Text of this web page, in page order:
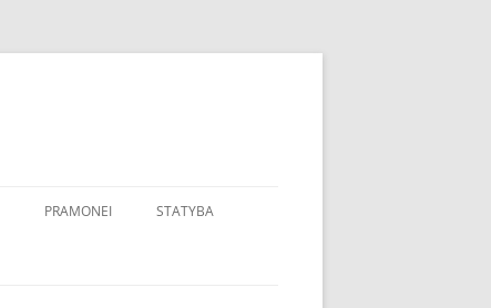
PRAMONEI STATYBA